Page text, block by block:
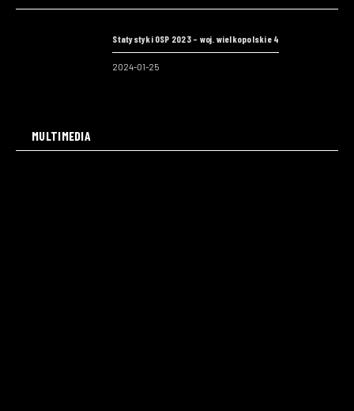
Statystyki OSP 2023 – woj. wielkopolskie 4
2024-01-25
MULTIMEDIA